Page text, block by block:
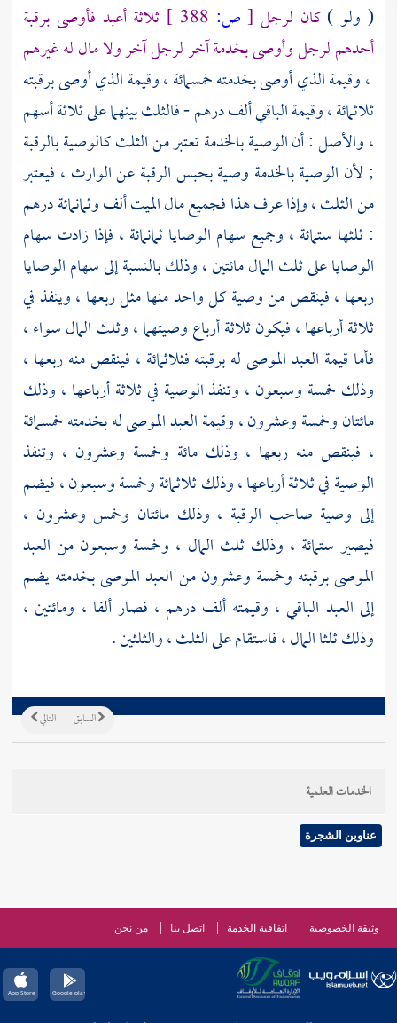
( ولو )كان لرجل [ ص:
ثلاثة أعبد فأوصى برقبة
أحدهم لرجل وأوصى بخدمة آخر لرجل آخر ولا مال له غيرهم
، وقيمة الذي أوصى بخدمته خمسمائة ، وقيمة الذي أوصى برقبته
ثلاثمائة ، وقيمة الباقي ألف درهم - فالثلث بينهما على ثلاثة أسهم
، والأصل : أن الوصية بالخدمة تعتبر من الثلث كالوصية بالرقبة
; لأن الوصية بالخدمة وصية بحبس الرقبة عن الوارث ، فيعتبر
من الثلث ، وإذا عرف هذا فجميع مال الميت ألف وثمانمائة درهم
: ثلثها ستمائة ، وجميع سهام الوصايا ثمانمائة ، فإذا زادت سهام
الوصايا على ثلث المال مائتين ، وذلك بالنسبة إلى سهام الوصايا
ربعها ، فينقص من وصية كل واحد منها مثل ربعها ، وينفذ في
ثلاثة أرباعها ، فيكون ثلاثة أرباع وصيتهما ، وثلث المال سواء ،
فأما قيمة العبد الموصى له برقبته فثلاثمائة ، فينقص منه ربعها ،
وذلك خمسة وسبعون ، وتنفذ الوصية في ثلاثة أرباعها ، وذلك
مائتان وخمسة وعشرون ، وقيمة العبد الموصى له بخدمته خمسمائة
، فينقص منه ربعها ، وذلك مائة وخمسة وعشرون ، وتنفذ
الوصية في ثلاثة أرباعها ، وذلك ثلاثمائة وخمسة وسبعون ، فيضم
إلى وصية صاحب الرقبة ، وذلك مائتان وخمس وعشرون ،
فيصير ستمائة ، وذلك ثلث المال ، وخمسة وسبعون من العبد
الموصى برقبته وخمسة وعشرون من العبد الموصى بخدمته يضم
إلى العبد الباقي ، وقيمته ألف درهم ، فصار ألفا ، ومائتين ،
وذلك ثلثا المال ، فاستقام على الثلث ، والثلثين .
التالي السابق
الخدمات العلمية
عناوين الشجرة
وثيقة الخصوصية اتفاقية الخدمة اتصل بنا من نحن